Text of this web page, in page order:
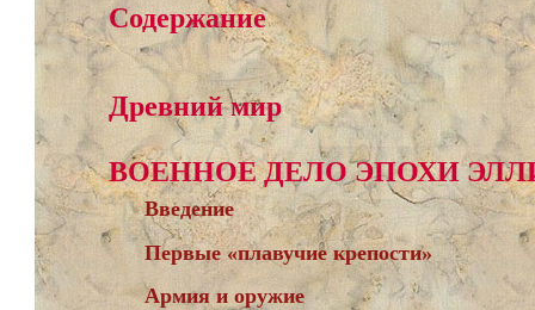
Содержание
Древний мир
ВОЕННОЕ ДЕЛО ЭПОХИ
Введение
Первые «плавучие крепости»
Армия и оружие